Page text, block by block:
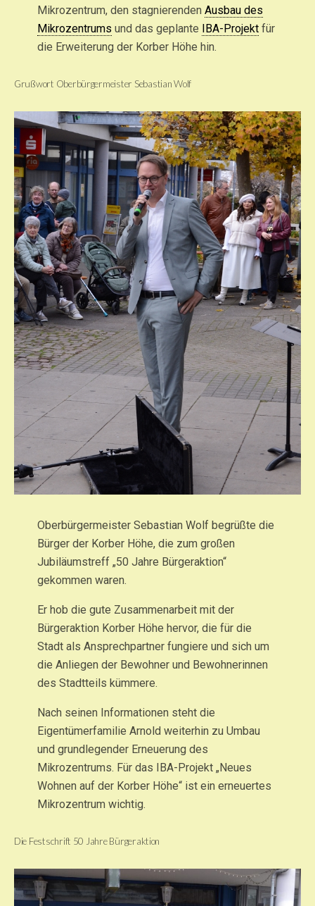
Mikrozentrum, den stagnierenden Ausbau des
Mikrozentrums und das geplante IBA-Projektfür
die Erweiterung der Korber Höhe hin.
Grußwort Oberbürgermeister Sebastian Wolf
Oberbürgermeister Sebastian Wolf begrüßte die
Bürger der Korber Höhe, die zum großen
Jubiläumstreff „50 Jahre Bürgeraktion“
gekommen waren.
Er hob die gute Zusammenarbeit mit der
Bürgeraktion Korber Höhe hervor, die für die
Stadt als Ansprechpartner fungiere und sich um
die Anliegen der Bewohner und Bewohnerinnen
des Stadtteils kümmere.
Nach seinen Informationen steht die
Eigentümerfamilie Arnold weiterhin zu Umbau
und grundlegender Erneuerung des
Mikrozentrums. Für das IBA-Projekt „Neues
Wohnen auf der Korber Höhe“ ist ein erneuertes
Mikrozentrum wichtig.
Die Festschrift 50 Jahre Bürgeraktion